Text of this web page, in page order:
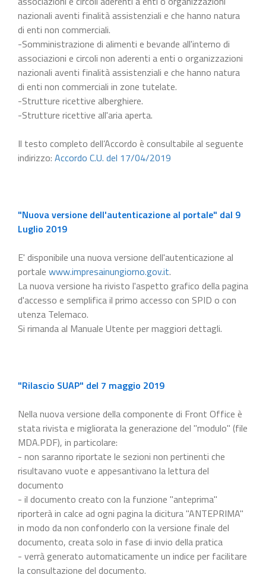
nazionali aventi finalità assistenziali e che hanno natura
di enti non commerciali.
-Somministrazione di alimenti e bevande all'interno di
associazioni e circoli non aderenti a enti o organizzazioni
nazionali aventi finalità assistenziali e che hanno natura
di enti non commerciali in zone tutelate.
-Strutture ricettive alberghiere.
-Strutture ricettive all'aria aperta.
Il testo completo dell’Accordo è consultabile al seguente
indirizzo: Accordo C.U. del 17/04/2019
"Nuova versione dell'autenticazione al portale" dal 9
Luglio 2019
E' disponibile una nuova versione dell'autenticazione al
portale www.impresainungiorno.gov.it.
La nuova versione ha rivisto l'aspetto grafico della pagina
d'accesso e semplifica il primo accesso con SPID o con
utenza Telemaco.
Si rimanda al Manuale Utente per maggiori dettagli.
"Rilascio SUAP" del 7 maggio 2019
Nella nuova versione della componente di Front Office è
stata rivista e migliorata la generazione del "modulo" (file
MDA.PDF), in particolare:
- non saranno riportate le sezioni non pertinenti che
risultavano vuote e appesantivano la lettura del
documento
- il documento creato con la funzione "anteprima"
riporterà in calce ad ogni pagina la dicitura "ANTEPRIMA"
in modo da non confonderlo con la versione finale del
documento, creata solo in fase di invio della pratica
- verrà generato automaticamente un indice per facilitare
la consultazione del documento.